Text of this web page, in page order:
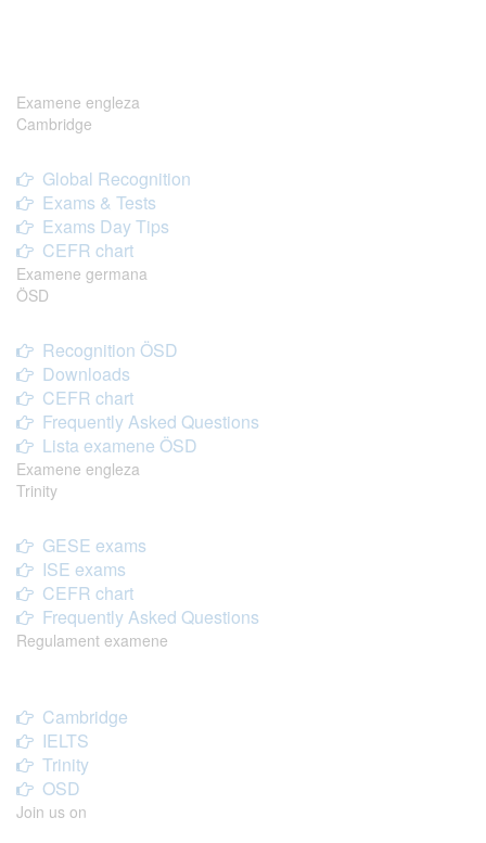
Examene engleza
Cambridge
Global Recognition
Exams & Tests
Exams Day Tips
CEFR chart
Examene germana
ÖSD
Recognition ÖSD
Downloads
CEFR chart
Frequently Asked Questions
Lista examene ÖSD
Examene engleza
Trinity
GESE exams
ISE exams
CEFR chart
Frequently Asked Questions
Regulament examene
Cambridge
IELTS
Trinity
OSD
Join us on